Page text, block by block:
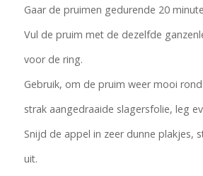
Gaar de pruimen gedurende 20
Vul de pruim met de dezelfde
voor de ring.
Gebruik, om de pruim weer mooi
strak aangedraaide slagersfolie, leg
Snijd de appel in zeer dunne plakjes,
uit.